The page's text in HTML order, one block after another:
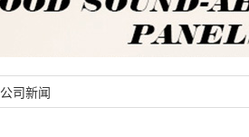
公司新闻